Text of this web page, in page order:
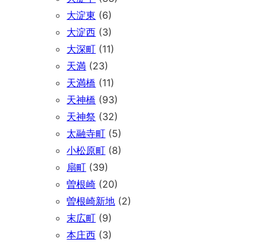
大淀東 (6)
大淀西 (3)
大深町 (11)
天満 (23)
天満橋 (11)
天神橋 (93)
天神祭 (32)
太融寺町 (5)
小松原町 (8)
扇町 (39)
曽根崎 (20)
曽根崎新地 (2)
末広町 (9)
本庄西 (3)